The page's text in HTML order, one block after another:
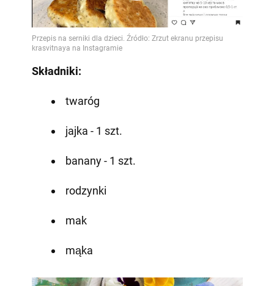
Video
Składniki:
twaróg
jajka - 1 szt.
banany - 1 szt.
rodzynki
mak
mąka